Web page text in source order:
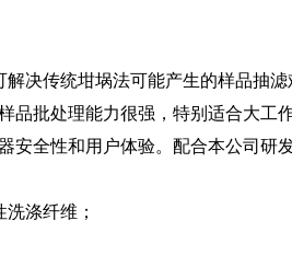
决传统坩埚法可能产生的样品抽
品批处理能力很强，特别适合大工
全性和用户体验。配合本公司研
涤纤维；